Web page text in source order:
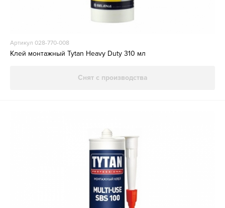
Артикул 028-770-008
Клей монтажный Tytan Heavy Duty 310 мл
Снят с производства